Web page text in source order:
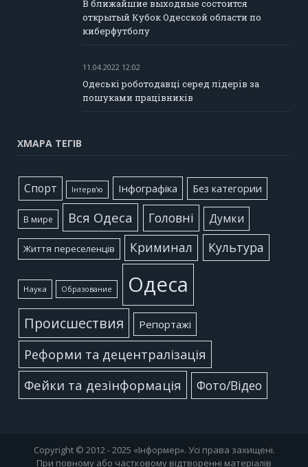
В ближайшие выходные состоится
открытый Кубок Одесской области по
киберфутболу
11.04.2022 12:02
Одеські роботодавці серед лідерів за
пошуками працівників
ХМАРА ТЕГІВ
Cпорт Інтерв'ю Інфографіка Без категории
В мире Вся Одеса Головні Думки
Життя переселенців Криминал Культура
Наука Образование Одеса
Происшествия Репортажі
Реформи та децентралізація
Фейки та дезінформація
Фото/Відео
Copyright © 2012 - 2025 «Інформер». Усі права захищені.
При повному або частковому відтворенні матеріалів